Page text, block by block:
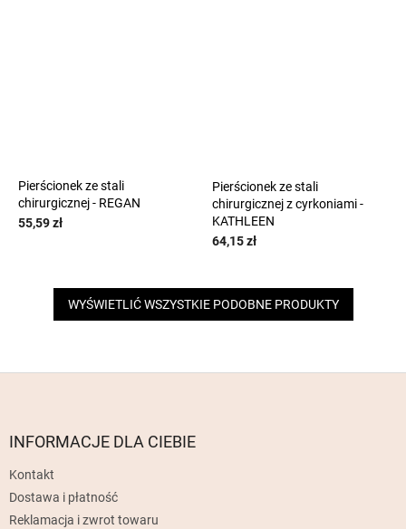
Pierścionek ze stali
chirurgicznej - REGAN
55,59 zł
Pierścionek ze stali
chirurgicznej z cyrkoniami -
KATHLEEN
64,15 zł
WYŚWIETLIĆ WSZYSTKIE PODOBNE PRODUKTY
INFORMACJE DLA CIEBIE
Kontakt
Dostawa i płatność
Reklamacja i zwrot towaru